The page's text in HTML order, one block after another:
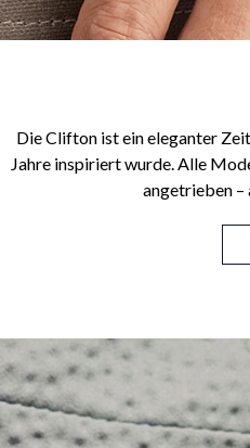
Die Clifton ist ein eleganter
Jahre inspiriert wurde. Alle
angetrieben